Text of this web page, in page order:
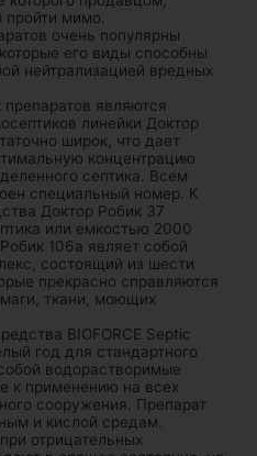
пройти мимо.
очень популярны
его виды способны
нейтрализацией вредных
являются
линейки Доктор
широк, что дает
концентрацию
септика. Всем
специальный номер. К
Доктор Робик 37
или емкостью 2000
106а являет собой
состоящий из шести
прекрасно справляются
ткани, моющих
BIOFORCE Septic
год для стандартного
водорастворимые
к применению на всех
сооружения. Препарат
и кислой средам.
отрицательных